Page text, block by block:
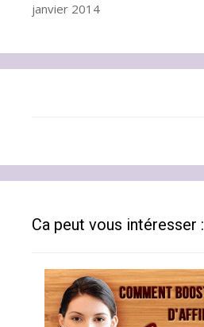
janvier 2014
Ca peut vous intéresser :